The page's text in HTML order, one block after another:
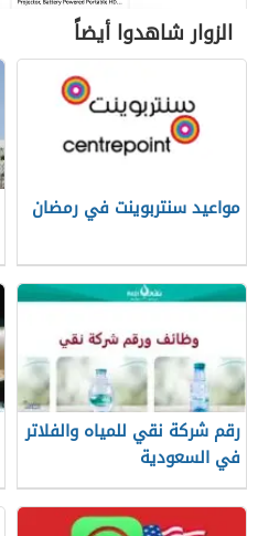
الزوار شاهدوا أيضاً
مواعيد سنتربوينت في رمضان
رقم شركة نقي للمياه والفلاتر
في السعودية